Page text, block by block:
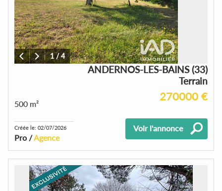
1/4
ANDERNOS-LES-BAINS (33)
Terrain
270000 €
500 m²
Créée le: 02/07/2026
Pro /Agence
Voir l'annonce